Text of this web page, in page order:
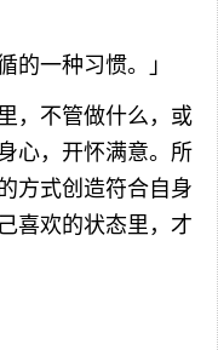
的一种习惯。」
，不管做什么，或
心，开怀满意。所
方式创造符合自身
喜欢的状态里，才